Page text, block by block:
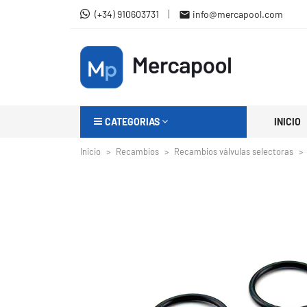
(+34) 910603731 |  info@mercapool.com
CATEGORIAS INICIO
Inicio Recambios Recambios válvulas selectoras